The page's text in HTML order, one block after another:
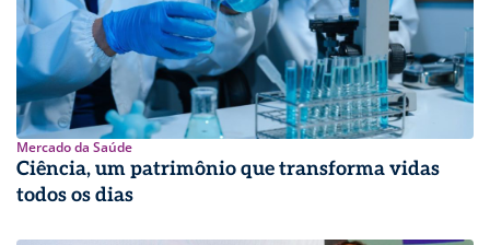
Mercado da Saúde
Ciência, um patrimônio que transforma vidas
todos os dias